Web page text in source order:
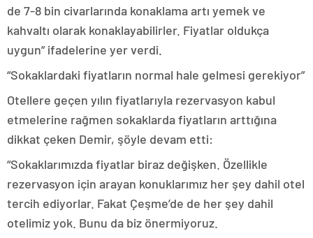
de 7-8 bin civarlarında konaklama artı yemek ve
kahvaltı olarak konaklayabilirler. Fiyatlar oldukça
uygun” ifadelerine yer verdi.
“Sokaklardaki fiyatların normal hale gelmesi gerekiyor”
Otellere geçen yılın fiyatlarıyla rezervasyon kabul
etmelerine rağmen sokaklarda fiyatların arttığına
dikkat çeken Demir, şöyle devam etti:
“Sokaklarımızda fiyatlar biraz değişken. Özellikle
rezervasyon için arayan konuklarımız her şey dahil otel
tercih ediyorlar. Fakat Çeşme’de de her şey dahil
otelimiz yok. Bunu da biz önermiyoruz.